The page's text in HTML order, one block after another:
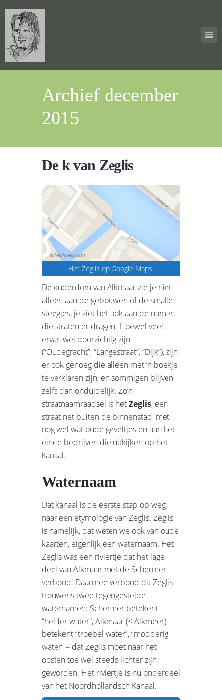
Archief december
2015
De k van Zeglis
Het Zeglis op Google Maps.
De ouderdom van Alkmaar zie je niet
alleen aan de gebouwen of de smalle
steegjes, je ziet het ook aan de namen
die straten er dragen. Hoewel veel
ervan wel doorzichtig zijn
(“Oudegracht”, “Langestraat”, “Dijk”), zijn
er ook genoeg die alleen met ’n boekje
te verklaren zijn, en sommigen blijven
zelfs dan onduidelijk. Zo’n
straatnaamraadsel is hetZeglis, een
straat net buiten de binnenstad, met
nog wel wat oude geveltjes en aan het
einde bedrijven die uitkijken op het
kanaal.
Waternaam
Dat kanaal is de eerste stap op weg
naar een etymologie van Zeglis. Zeglis
is namelijk, dat weten we ook van oude
kaarten, eigenlijk een waternaam. Het
Zeglis was een riviertje dat het lage
deel van Alkmaar met de Schermer
verbond. Daarmee verbond dit Zeglis
trouwens twee tegengestelde
waternamen: Schermer betekent
“helder water”, Alkmaar (< Alkmeer)
betekent “troebel water”, “modderig
water” – dat Zeglis moet naar het
oosten toe wel steeds lichter zijn
geworden. Het riviertje is nu onderdeel
van het Noordhollandsch Kanaal.